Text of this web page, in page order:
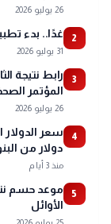
26 يوليو 2026
2 غدًا.. بدء
31 يوليو 2026
3
المؤتمر
26 يوليو 2026
4
دولار من
منذ 3 أيام
5
الأوائل